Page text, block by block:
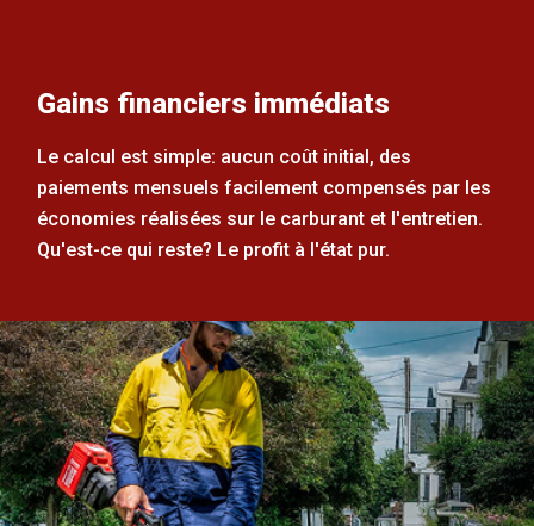
Gains financiers immédiats
Le calcul est simple: aucun coût initial, des
paiements mensuels facilement compensés par les
économies réalisées sur le carburant et l'entretien.
Qu'est-ce qui reste? Le profit à l'état pur.